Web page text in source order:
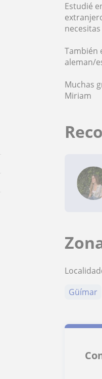
Estudié
También
aleman/
Muchas
Miriam
Güímar